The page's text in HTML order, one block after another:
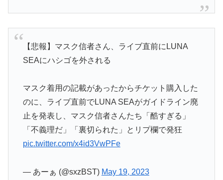
【悲報】マスク信者さん、ライブ直前にLUNA
SEAにハシゴを外される
マスク着用の記載があったからチケット購入した
のに、ライブ直前でLUNA SEAがガイドライン廃
止を発表し、マスク信者さんたち「酷すぎる」
「不義理だ」「裏切られた」とリプ欄で発狂
pic.twitter.com/x4id3VwPFe
— あーぁ (@sxzBST) May 19, 2023